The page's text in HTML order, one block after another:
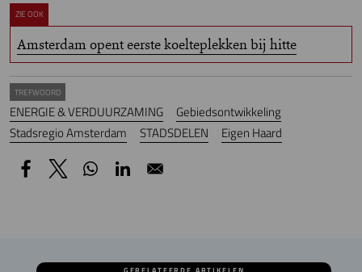
ZIE OOK
Amsterdam opent eerste koelteplekken bij hitte
TREFWOORD
ENERGIE & VERDUURZAMING
Gebiedsontwikkeling
Stadsregio Amsterdam
STADSDELEN Eigen Haard